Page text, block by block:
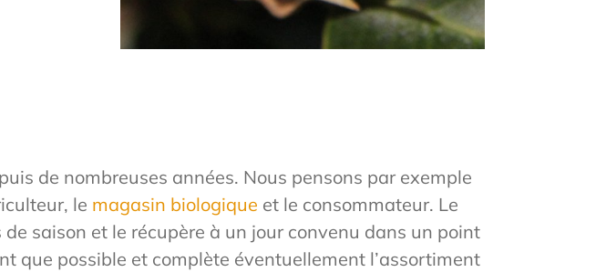
de nombreuses années. Nous pensons par exemple
le magasin biologique et le consommateur. Le
saison et le récupère à un jour convenu dans un point
que possible et complète éventuellement l’assortiment